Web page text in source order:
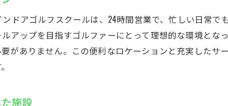
荷物の心配不要の快適な練習環境
無料バック置き場の活用法
荷物を気にせず練習に集中できる理由
ドアゴルフスクールは、24時間営業で、忙しい日常で
アップを目指すゴルファーにとって理想的な環境とな
がありません。この便利なロケーションと充実したサ
施設